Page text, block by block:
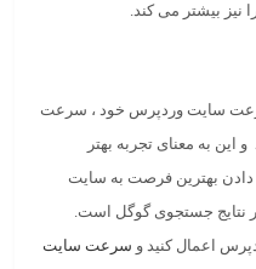
نیز بیشتر می کند.
سرعت سایت وردپرس خود ، سرعت
به معنای تجربه بهتر
دادن بهترین فرصت به سایت
در نتایج جستجوی گوگل است.
اعمال کنید و سرعت سایت